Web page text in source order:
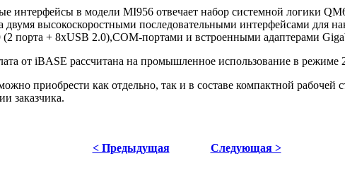
интерфейсы в модели MI956 отвечает набор системной логики
двумя высокоскоростными последовательными интерфейсами для
порта + 8xUSB 2.0),СОМ-портами и встроенными адаптерами
от iBASE рассчитана на промышленное использование в режиме
приобрести как отдельно, так и в составе компактной
заказчика.
< Предыдущая Следующая >